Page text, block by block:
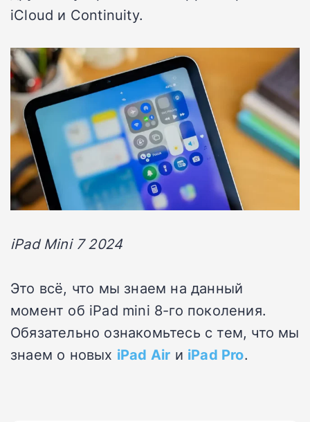
iCloud и Continuity.
iPad Mini 7 2024
Это всё, что мы знаем на данный
момент об iPad mini 8-го поколения.
Обязательно ознакомьтесь с тем, что мы
знаем о новых iPad Air и iPad Pro.